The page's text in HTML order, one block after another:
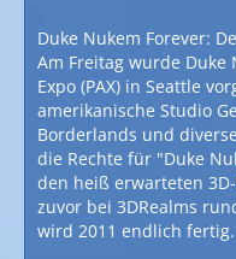
Duke Nukem Forever:
Am Freitag wurde Duke
Expo (PAX) in Seattle
amerikanische Studio
Borderlands und
die Rechte für "Duke
den heiß erwarteten
zuvor bei 3DRealms
wird 2011 endlich fertig.